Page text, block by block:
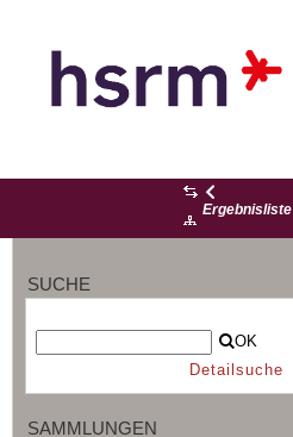
Ergebnisliste
SUCHE
OK
Detailsuche
SAMMLUNGEN